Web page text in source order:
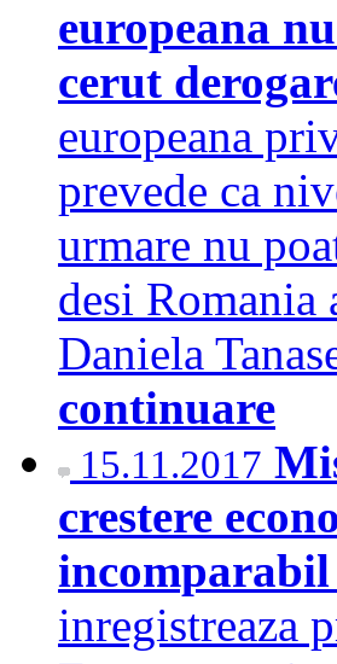
europeana
cerut
europeana
prevede ca
urmare nu
desi Romania
Daniela
continuare
15.11.2017
crestere
inregistreaza